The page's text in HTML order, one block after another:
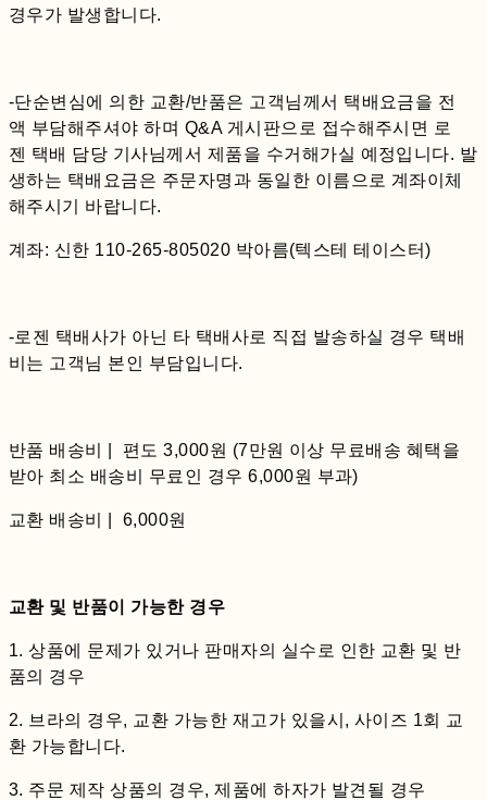
경우가 발생합니다.
-단순변심에 의한 교환/반품은 고객님께서 택배요금을 전
액 부담해주셔야 하며 Q&A 게시판으로 접수해주시면 로
젠 택배 담당 기사님께서 제품을 수거해가실 예정입니다. 발
생하는 택배요금은 주문자명과 동일한 이름으로 계좌이체
해주시기 바랍니다.
계좌: 신한 110-265-805020 박아름(텍스테 테이스터)
-로젠 택배사가 아닌 타 택배사로 직접 발송하실 경우 택배
비는 고객님 본인 부담입니다.
반품 배송비 | 편도 3,000원 (7만원 이상 무료배송 혜택을
받아 최소 배송비 무료인 경우 6,000원 부과)
교환 배송비 | 6,000원
교환 및 반품이 가능한 경우
1. 상품에 문제가 있거나 판매자의 실수로 인한 교환 및 반
품의 경우
2. 브라의 경우, 교환 가능한 재고가 있을시, 사이즈 1회 교
환 가능합니다.
3. 주문 제작 상품의 경우, 제품에 하자가 발견될 경우